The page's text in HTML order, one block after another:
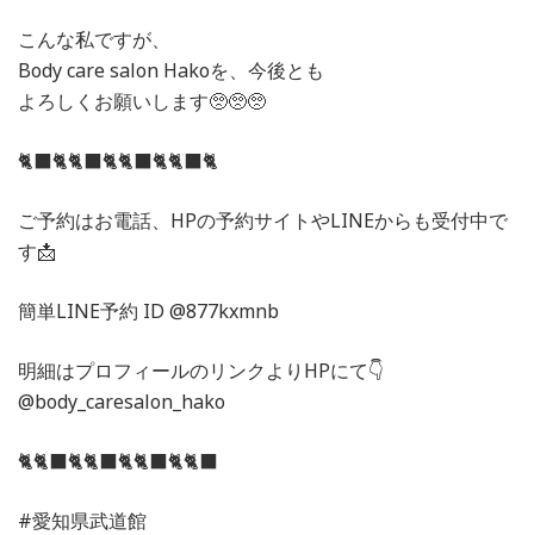
こんな私ですが、
Body care salon Hakoを、今後とも
よろしくお願いします🥺🥺🥺
🐈‍⬛🐈🐈‍⬛🐈🐈‍⬛🐈🐈‍⬛🐈
ご予約はお電話、HPの予約サイトやLINEからも受付中で
す📩
簡単LINE予約 ID @877kxmnb
明細はプロフィールのリンクよりHPにて👇
@body_caresalon_hako
🐈🐈‍⬛🐈🐈‍⬛🐈🐈‍⬛🐈🐈‍⬛
#愛知県武道館